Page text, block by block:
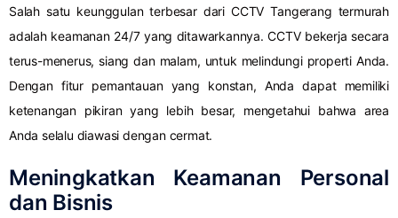
Salah satu keunggulan terbesar dari CCTV Tangerang termurah
adalah keamanan 24/7 yang ditawarkannya. CCTV bekerja secara
terus-menerus, siang dan malam, untuk melindungi properti Anda.
Dengan fitur pemantauan yang konstan, Anda dapat memiliki
ketenangan pikiran yang lebih besar, mengetahui bahwa area
Anda selalu diawasi dengan cermat.
Meningkatkan Keamanan Personal
dan Bisnis